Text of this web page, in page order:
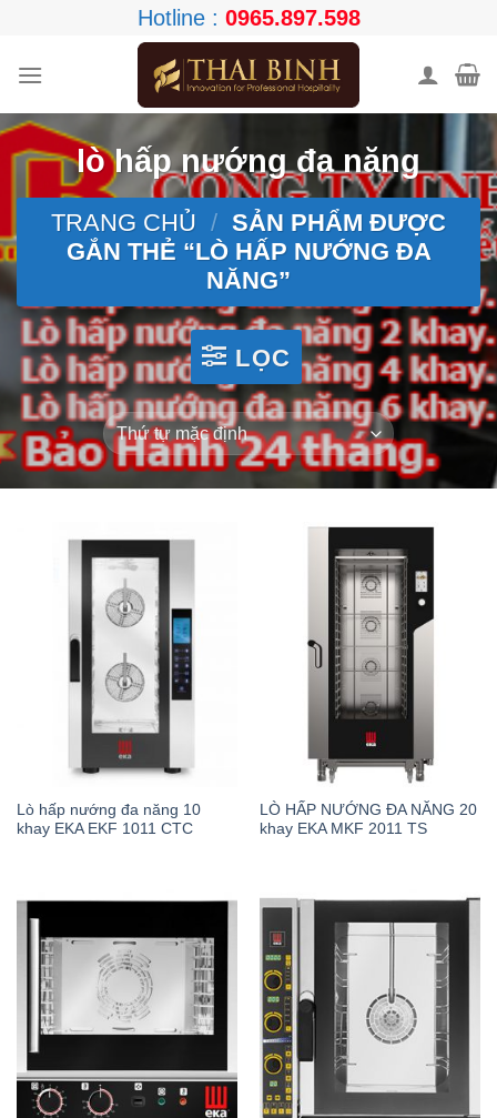
content
Hotline : 0965.897.598
lò hấp nướng đa năng
TRANG CHỦ / SẢN PHẨM ĐƯỢC
GẮN THẺ “LÒ HẤP NƯỚNG ĐA
NĂNG”
LỌC
Lò hấp nướng đa năng 10
khay EKA EKF 1011 CTC
LÒ HẤP NƯỚNG ĐA NĂNG 20
khay EKA MKF 2011 TS